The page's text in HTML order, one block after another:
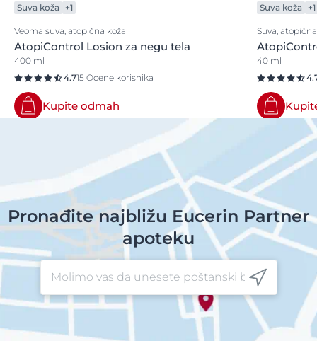
Suva koža +1
Veoma suva, atopična koža
AtopiControl Losion za negu tela
400 ml
4.715 Ocene korisnika
Kupite odmah
Suva koža +1
Suva,
40 ml
Pronađite najbližu Eucerin Partner
apoteku